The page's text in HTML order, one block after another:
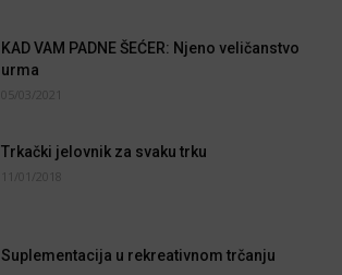
KAD VAM PADNE ŠEĆER: Njeno veličanstvo
urma
05/03/2021
Trkački jelovnik za svaku trku
11/01/2018
Suplementacija u rekreativnom trčanju